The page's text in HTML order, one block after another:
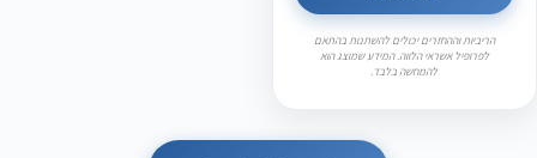
הריביות וההחזרים יכולים להשתנות בהתאם
לפרופיל אשראי הלווה. המידע שמוצג הוא
להמחשה בלבד.